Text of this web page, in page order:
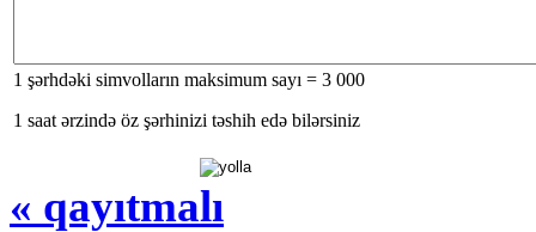
1 şərhdəki simvolların maksimum sayı = 3 000
1 saat ərzində öz şərhinizi təshih edə bilərsiniz
« qayıtmalı